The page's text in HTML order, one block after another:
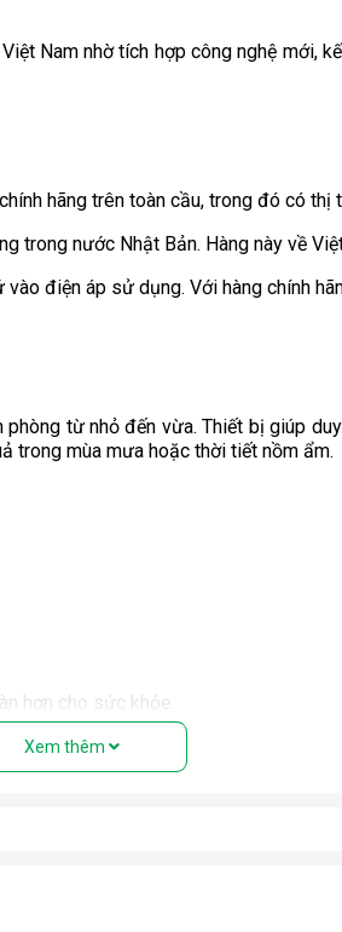
Nam nhờ tích hợp công nghệ mới,
hãng trên toàn cầu, trong đó có thị
trong nước Nhật Bản. Hàng này về
điện áp sử dụng. Với hàng chính
từ nhỏ đến vừa. Thiết bị giúp
trong mùa mưa hoặc thời tiết nồm ẩm.
hơn cho sức khỏe.
Xem thêm